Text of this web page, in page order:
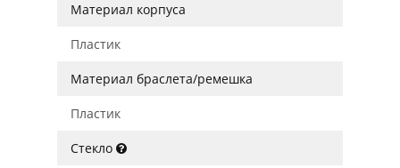
Материал корпуса
Пластик
Материал браслета/ремешка
Пластик
Стекло